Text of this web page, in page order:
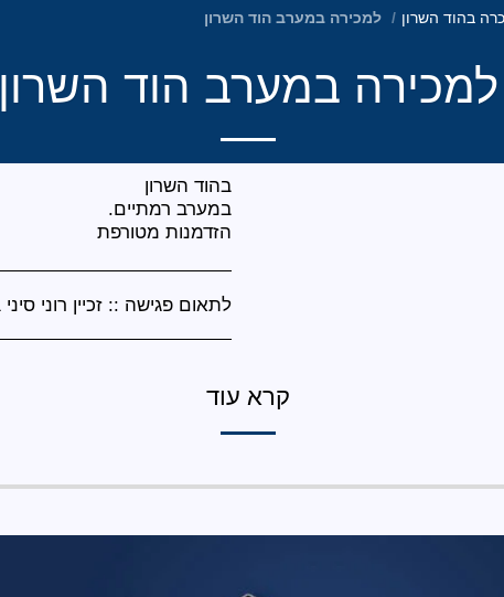
בהוד השרון למכירה במערב הוד השרון
למכירה במערב הוד השרון
הזדמנות מטורפת
לתאום פגישה :: זכיין רוני סיני 050-5750211
קרא עוד